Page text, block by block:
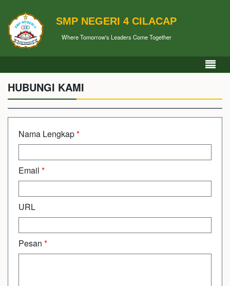
SMP NEGERI 4 CILACAP
Where Tomorrow's Leaders Come Together
HUBUNGI KAMI
Nama Lengkap*
Email *
URL
Pesan *